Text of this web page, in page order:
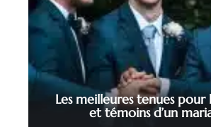
Les meilleures tenues pour
et témoins d’un